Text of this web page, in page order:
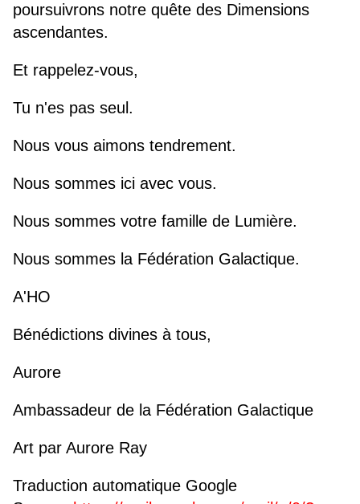
poursuivrons notre quête des Dimensions
ascendantes.
Et rappelez-vous,
Tu n'es pas seul.
Nous vous aimons tendrement.
Nous sommes ici avec vous.
Nous sommes votre famille de Lumière.
Nous sommes la Fédération Galactique.
A'HO
Bénédictions divines à tous,
Aurore
Ambassadeur de la Fédération Galactique
Art par Aurore Ray
Traduction automatique Google